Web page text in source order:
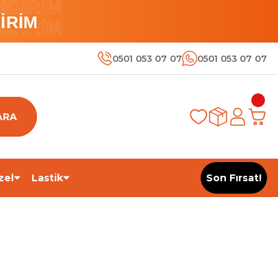
0501 053 07 07 0501 053 07 07
Lastik Son Fırsat!